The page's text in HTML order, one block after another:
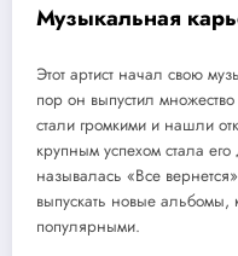
Музыкальная
Этот артист начал свою
пор он выпустил
стали громкими и нашли
крупным успехом стала
называлась «Все
выпускать новые альбомы,
популярными.